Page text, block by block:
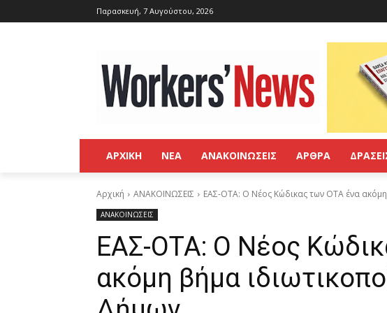
Παρασκευή, 7 Αυγούστου, 2026
ΑΡΧΙΚΗ ΝΕΑ ΑΝΑΚΟΙΝΩΣΕΙΣ ΑΡΘΡΑ
Αρχική ΑΝΑΚΟΙΝΩΣΕΙΣ ΕΑΣ-ΟΤΑ: Ο Νέος Κώδικας των ΟΤΑ ένα
ΑΝΑΚΟΙΝΩΣΕΙΣ
ΕΑΣ-ΟΤΑ: Ο Νέος
ακόμη βήμα